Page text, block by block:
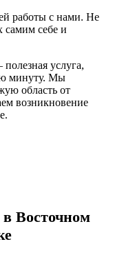
работы с нами. Не
самим себе и
услуга,
минуту. Мы
область от
возникновение
Восточном